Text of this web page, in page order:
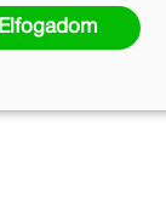
Elfogadom